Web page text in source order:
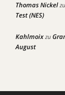
Thomas Nickelzu
Test (NES)
Kahlmoixzu
August